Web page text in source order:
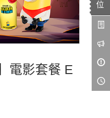
位
電影套餐 E